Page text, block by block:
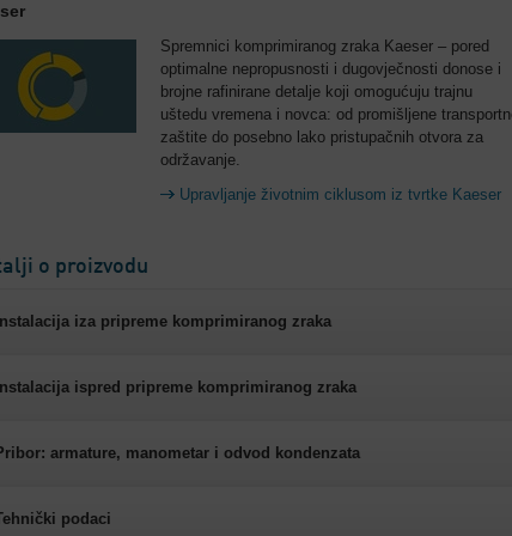
Spremnici komprimiranog zraka Kaeser – pored
optimalne nepropusnosti i dugovječnosti donose i
brojne rafinirane detalje koji omogućuju trajnu
uštedu vremena i novca: od promišljene
zaštite do posebno lako pristupačnih otvora za
održavanje.
Upravljanje životnim ciklusom iz tvrtke Kaeser
o proizvodu
Instalacija iza pripreme komprimiranog zraka
Instalacija ispred pripreme komprimiranog zraka
armature, manometar i odvod kondenzata
podaci